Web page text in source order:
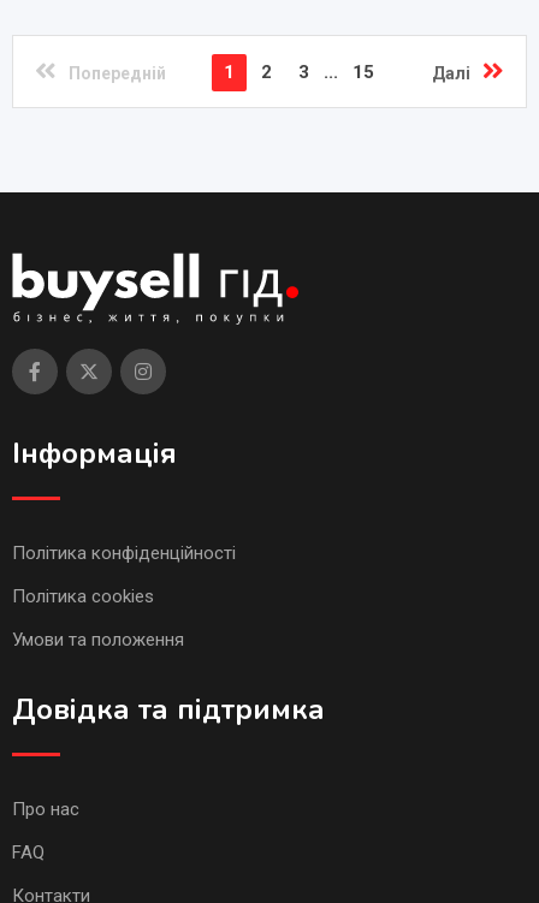
Попередній 1 2 3 ... 15 Далі
Інформація
Політика конфіденційності
Політика cookies
Умови та положення
Довідка та підтримка
Про нас
FAQ
Контакти